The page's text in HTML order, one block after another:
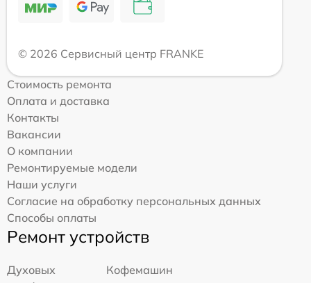
© 2026 Сервисный центр FRANKE
Стоимость ремонта
Оплата и доставка
Контакты
Вакансии
О компании
Ремонтируемые модели
Наши услуги
Согласие на обработку персональных данных
Способы оплаты
Ремонт устройств
Духовых
Кофемашин